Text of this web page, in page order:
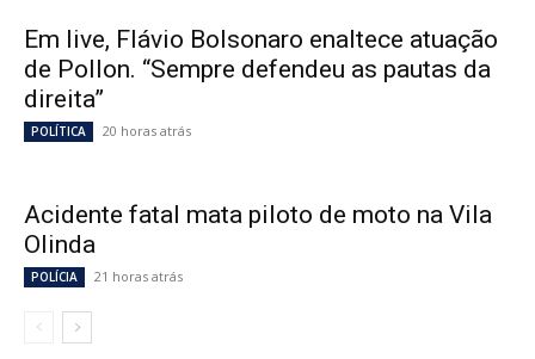
Em live, Flávio Bolsonaro enaltece atuação
de Pollon. “Sempre defendeu as pautas da
direita”
POLÍTICA 20 horas atrás
Acidente fatal mata piloto de moto na Vila
Olinda
POLÍCIA 21 horas atrás